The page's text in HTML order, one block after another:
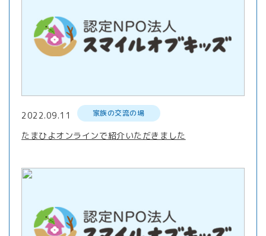
2022.09.11 家族の交流の場
たまひよオンラインで紹介いただきました